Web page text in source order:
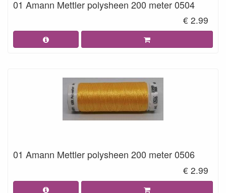
01 Amann Mettler polysheen 200 meter 0504
€ 2.99
01 Amann Mettler polysheen 200 meter 0506
€ 2.99